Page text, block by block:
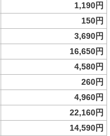
1,190円
150円
3,690円
16,650円
4,580円
260円
4,960円
22,160円
14,590円